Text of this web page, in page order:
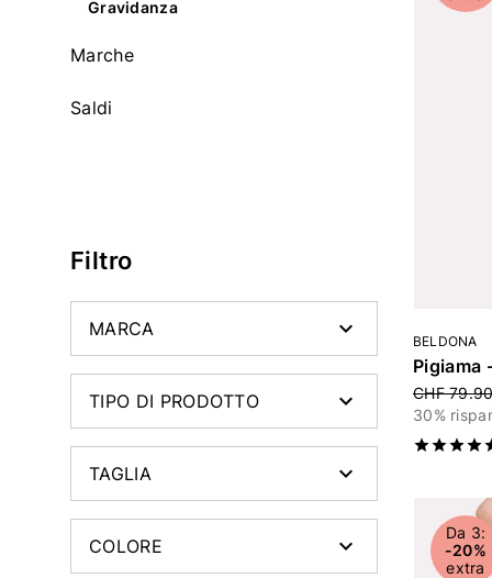
Gravidanza
Marche
Saldi
Filtro
MARCA
TIPO DI PRODOTTO
TAGLIA
COLORE
BELDONA
Pigiama
Price
CHF
30%
Da 3:
-20%
extra